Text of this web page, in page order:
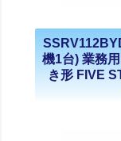
機1台) 業務
き形 FIVE